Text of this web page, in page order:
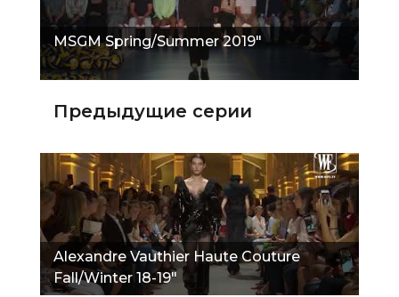
MSGM Spring/Summer 2019"
Предыдущие серии
Alexandre Vauthier Haute Couture
Fall/Winter 18-19"